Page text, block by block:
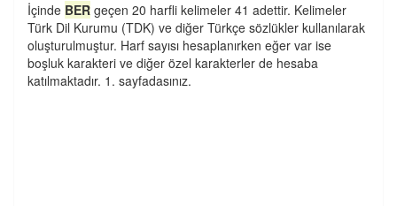
İçinde BER geçen 20 harfli kelimeler 41 adettir. Kelimeler
Türk Dil Kurumu (TDK) ve diğer Türkçe sözlükler kullanılarak
oluşturulmuştur. Harf sayısı hesaplanırken eğer var ise
boşluk karakteri ve diğer özel karakterler de hesaba
katılmaktadır. 1. sayfadasınız.